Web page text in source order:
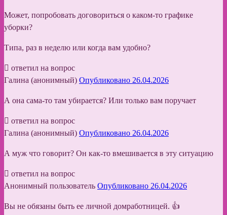
Может, попробовать договориться о каком-то графике
уборки?
Типа, раз в неделю или когда вам удобно?
ответил на вопрос
Галина (анонимный) Опубликовано 26.04.2026
А она сама-то там убирается? Или только вам поручает
ответил на вопрос
Галина (анонимный) Опубликовано 26.04.2026
А муж что говорит? Он как-то вмешивается в эту ситуацию
ответил на вопрос
Анонимный пользователь Опубликовано 26.04.2026
Вы не обязаны быть ее личной домработницей. 👍